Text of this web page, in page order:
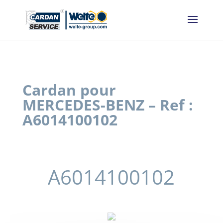
Cardan pour
MERCEDES-BENZ – Ref :
A6014100102
A6014100102